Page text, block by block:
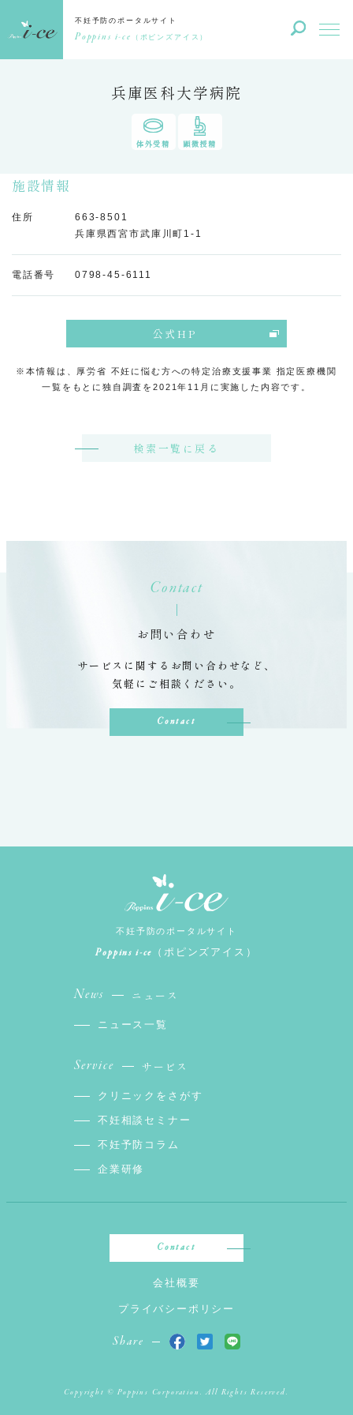
不妊予防のポータルサイト
Poppins i-ce （ポピンズアイス）
兵庫医科大学病院
体外受精 顕微授精
施設情報
住所
663-8501
兵庫県西宮市武庫川町1-1
電話番号 0798-45-6111
公式HP
※本情報は、厚労省 不妊に悩む方への特定治療支援事業 指定医療機関
一覧をもとに独自調査を2021年11月に実施した内容です。
検索一覧に戻る
Contact
お問い合わせ
サービスに関するお問い合わせなど、
気軽にご相談ください。
Contact
不妊予防のポータルサイト
Poppins i-ce （ポピンズアイス）
News ニュース
ニュース一覧
Service サービス
クリニックをさがす
不妊相談セミナー
不妊予防コラム
企業研修
Contact
会社概要
プライバシーポリシー
Share
Copyright © Poppins Corporation. All Rights Reserved.